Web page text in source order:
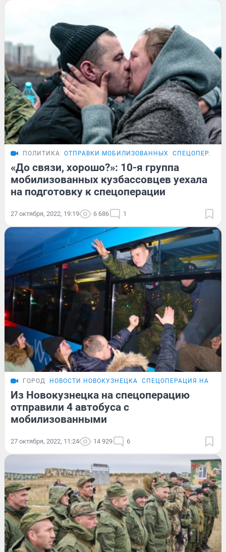
ПОЛИТИКА ОТПРАВКИ МОБИЛИЗОВАННЫХ
«До связи, хорошо?»: 10-я группа
мобилизованных кузбассовцев уехала
на подготовку к спецоперации
27 октября, 2022, 19:19 6 686 1
ГОРОД НОВОСТИ НОВОКУЗНЕЦКА СПЕЦОПЕРАЦИЯ НА
Из Новокузнецка на спецоперацию
отправили 4 автобуса с
мобилизованными
27 октября, 2022, 11:24 14 929 6